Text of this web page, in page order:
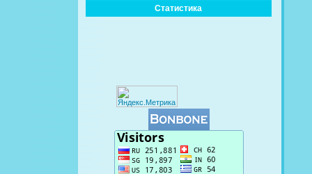
Статистика